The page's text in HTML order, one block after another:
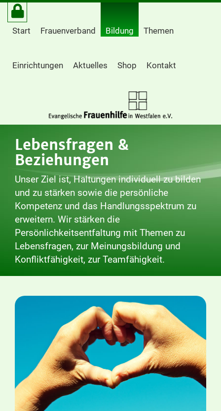
Start Frauenverband Bildung Themen
Einrichtungen Aktuelles Shop Kontakt
Lebensfragen &
Beziehungen
Unser Ziel ist, Haltungen individuell zu bilden
und zu stärken sowie die persönliche
Kompetenz und das Handlungsspektrum zu
erweitern. Wir stärken die
Persönlichkeitsentfaltung mit Themen zu
Lebensfragen, zur Meinungsbildung und
Konfliktfähigkeit, zur Teamfähigkeit.